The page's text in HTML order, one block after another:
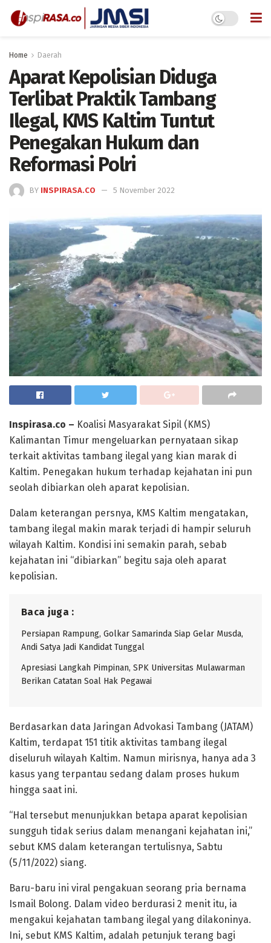
Home Daerah
Aparat Kepolisian Diduga
Terlibat Praktik Tambang
Ilegal, KMS Kaltim Tuntut
Penegakan Hukum dan
Reformasi Polri
BY INSPIRASA.CO 5 November 2022
Inspirasa.co – Koalisi Masyarakat Sipil (KMS)
Kalimantan Timur mengeluarkan pernyataan sikap
terkait aktivitas tambang ilegal yang kian marak di
Kaltim. Penegakan hukum terhadap kejahatan ini pun
seolah dibiarkan oleh aparat kepolisian.
Dalam keterangan persnya, KMS Kaltim mengatakan,
tambang ilegal makin marak terjadi di hampir seluruh
wilayah Kaltim. Kondisi ini semakin parah, sebab
kejahatan ini “dibiarkan” begitu saja oleh aparat
kepolisian.
Baca juga :
Persiapan Rampung, Golkar Samarinda Siap Gelar Musda,
Andi Satya Jadi Kandidat Tunggal
Apresiasi Langkah Pimpinan, SPK Universitas Mulawarman
Berikan Catatan Soal Hak Pegawai
Berdasarkan data Jaringan Advokasi Tambang (JATAM)
Kaltim, terdapat 151 titik aktivitas tambang ilegal
diseluruh wilayah Kaltim. Namun mirisnya, hanya ada 3
kasus yang terpantau sedang dalam proses hukum
hingga saat ini.
“Hal tersebut menunjukkan betapa aparat kepolisian
sungguh tidak serius dalam menangani kejahatan ini,”
sebut KMS dalam keterangan tertulisnya, Sabtu
(5/11/2022) siang.
Baru-baru ini viral pengakuan seorang pria bernama
Ismail Bolong. Dalam video berdurasi 2 menit itu, ia
mengakui kejahatan tambang ilegal yang dilakoninya.
Ini, sebut KMS Kaltim, adalah petunjuk terang bagi